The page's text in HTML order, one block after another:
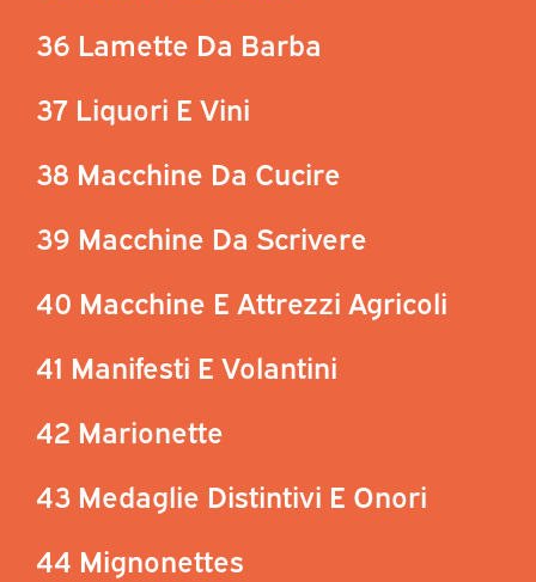
36 Lamette Da Barba
37 Liquori E Vini
38 Macchine Da Cucire
39 Macchine Da Scrivere
40 Macchine E Attrezzi Agricoli
41 Manifesti E Volantini
42 Marionette
43 Medaglie Distintivi E Onori
44 Mignonettes